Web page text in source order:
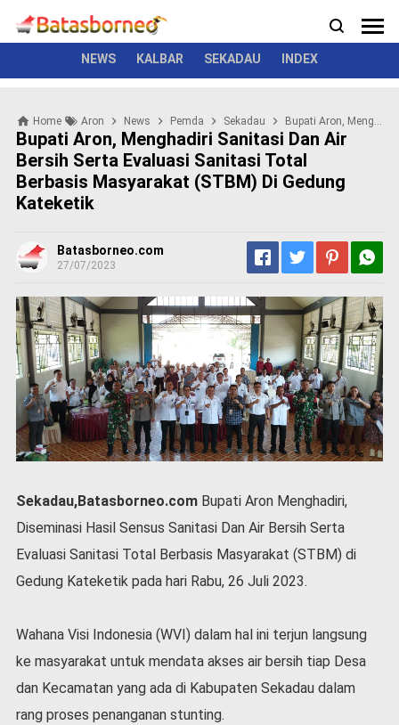
N
e
s
o
l
i
t
i
K
r
m
i
n
a
l
P
e
m
e
i
t
a
r
e
o
n
NEWS KALBAR SEKADAU INDEX
News Kriminal Seremonial
Home Aron News Pemda Sekadau Bupati Aron, Menghadiri Sanitasi Dan Air Bersih Serta Evaluasi Sanitasi Total Berbasis Masyarakat (STBM) di Gedung Kateketik
Bupati Aron, Menghadiri Sanitasi Dan Air
Bersih Serta Evaluasi Sanitasi Total
Berbasis Masyarakat (STBM) Di Gedung
Kateketik
Batasborneo.com
27/07/2023
Sekadau,Batasborneo.comBupati Aron Menghadiri,
Diseminasi Hasil Sensus Sanitasi Dan Air Bersih Serta
Evaluasi Sanitasi Total Berbasis Masyarakat (STBM) di
Gedung Kateketik pada hari Rabu, 26 Juli 2023.
Wahana Visi Indonesia (WVI) dalam hal ini terjun langsung
ke masyarakat untuk mendata akses air bersih tiap Desa
dan Kecamatan yang ada di Kabupaten Sekadau dalam
rang proses penanganan stunting.